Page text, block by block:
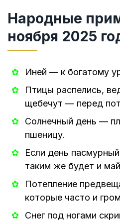
Народные
ноября 2025
Иней — к богатому
Птицы распелись,
щебечут — перед
Солнечный день —
пшеницу.
Если день
таким же будет и
Потепление
которые часто и
Снег под ногами